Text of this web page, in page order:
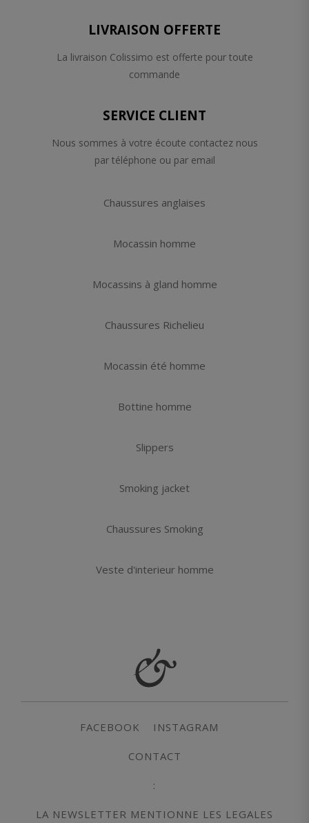
LIVRAISON OFFERTE
La livraison Colissimo est offerte pour toute
commande
SERVICE CLIENT
Nous sommes à votre écoute contactez nous
par téléphone ou par email
Chaussures anglaises
Mocassin homme
Mocassins à gland homme
Chaussures Richelieu
Mocassin été homme
Bottine homme
Slippers
Smoking jacket
Chaussures Smoking
Veste d'interieur homme
FACEBOOK INSTAGRAM
CONTACT
:
LA NEWSLETTER MENTIONNE LES LEGALES